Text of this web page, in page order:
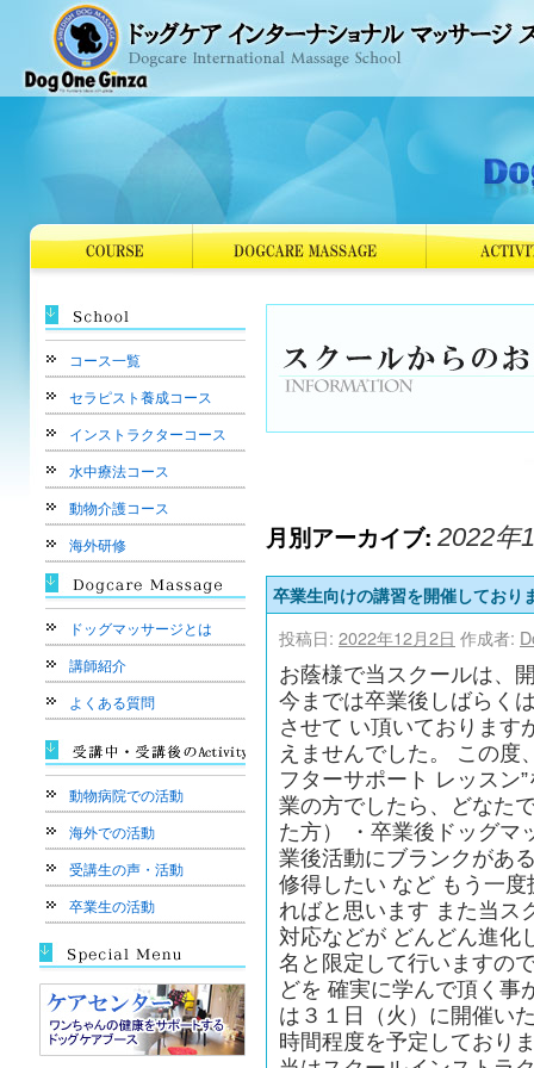
コース一覧
セラピスト養成コース
インストラクターコース
水中療法コース
動物介護コース
海外研修
ドッグマッサージとは
講師紹介
よくある質問
動物病院での活動
海外での活動
受講生の声・活動
卒業生の活動
月別アーカイブ: 2022年
卒業生向けの講習を開催しており
投稿日: 2022年12月2日 作成者:
お蔭様で当スクールは、
今までは卒業後しばらく
させて い頂いております
えませんでした。 この度
フターサポート レッスン
業の方でしたら、どなた
た方） ・卒業後ドッグマ
業後活動にブランクがあ
修得したい など もう一
ればと思います また当ス
対応などが どんどん進化
名と限定して行いますの
どを 確実に学んで頂く事
は３１日（火）に開催い
時間程度を予定しており